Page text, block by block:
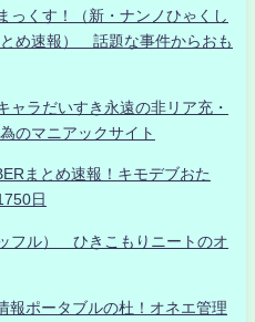
っくす！（新・ナンノひゃくし
め速報） 話題な事件からおも
ャラだいすき永遠の非リア充・
のマニアックサイト
まとめ速報！キモデブおた
日
フル） ひきこもりニートのオ
報ポータブルの杜！オネエ管理